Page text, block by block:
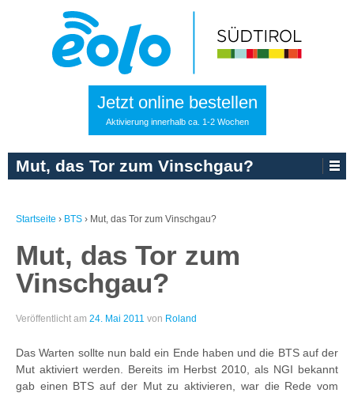
Jetzt online bestellen
Aktivierung innerhalb ca. 1-2 Wochen
Mut, das Tor zum Vinschgau?
Startseite › BTS › Mut, das Tor zum Vinschgau?
Mut, das Tor zum
Vinschgau?
Veröffentlicht am 24. Mai 2011 von Roland
Das Warten sollte nun bald ein Ende haben und die BTS auf der
Mut aktiviert werden. Bereits im Herbst 2010, als NGI bekannt
gab einen BTS auf der Mut zu aktivieren, war die Rede vom